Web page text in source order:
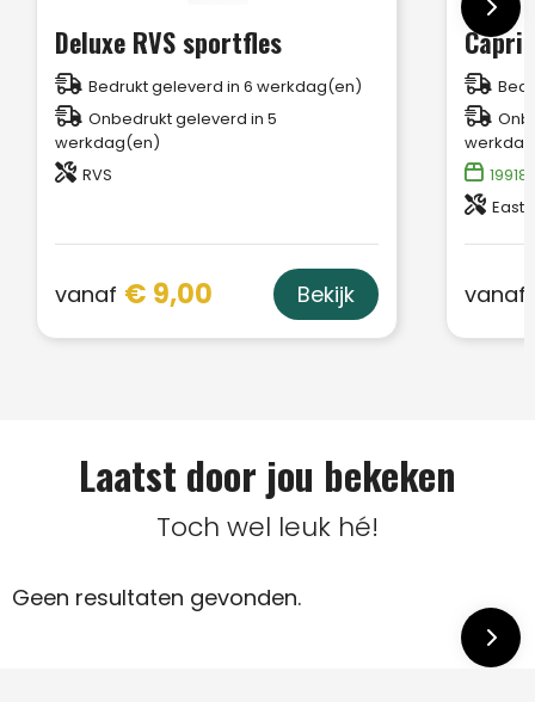
Deluxe RVS sportfles
Bedrukt geleverd in 6 werkdag(en)
Onbedrukt geleverd in 5
werkdag(en)
RVS
vanaf € 9,00 Bekijk
19918
vanaf
Laatst door jou bekeken
Toch wel leuk hé!
Geen resultaten gevonden.